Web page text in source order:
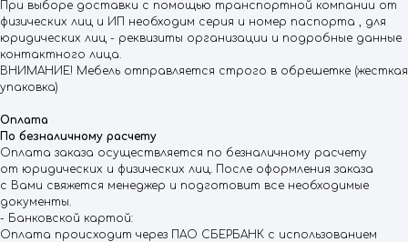
При выборе доставки с помощью транспортной компании от
физических лиц и ИП необходим серия и номер паспорта , для
юридических лиц - реквизиты организации и подробные данные
контактного лица.
ВНИМАНИЕ! Мебель отправляется строго в обрешетке (жесткая
упаковка)
Оплата
По безналичному расчету
Оплата заказа осуществляется по безналичному расчету
от юридических и физических лиц. После оформления заказа
с Вами свяжется менеджер и подготовит все необходимые
документы.
- Банковской картой:
Оплата происходит через ПАО СБЕРБАНК с использованием